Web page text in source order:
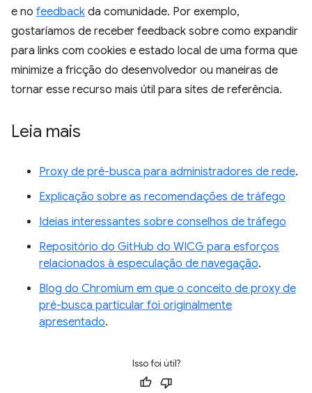
e no feedback da comunidade. Por exemplo,
gostaríamos de receber feedback sobre como expandir
para links com cookies e estado local de uma forma que
minimize a fricção do desenvolvedor ou maneiras de
tornar esse recurso mais útil para sites de referência.
Leia mais
Proxy de pré-busca para administradores de rede.
Explicação sobre as recomendações de tráfego
Ideias interessantes sobre conselhos de tráfego
Repositório do GitHub do WICG para esforços
relacionados à especulação de navegação.
Blog do Chromium em que o conceito de proxy de
pré-busca particular foi originalmente
apresentado.
Isso foi útil?